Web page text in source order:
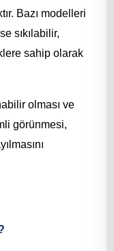
Bazı modelleri
sıkılabilir,
sahip olarak
olması ve
görünmesi,